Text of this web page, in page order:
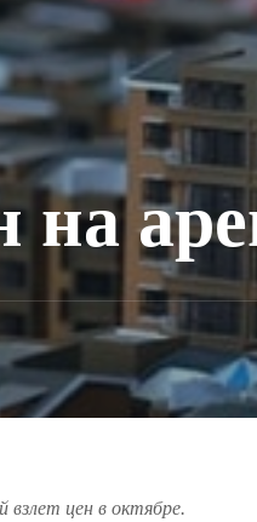
на
взлет цен в октябре.